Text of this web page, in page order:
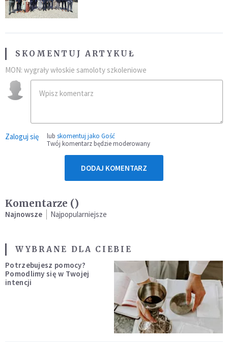
SKOMENTUJ ARTYKUŁ
MON: wygrały włoskie samoloty szkoleniowe
Zaloguj się lub skomentuj jako Gość
Twój komentarz będzie moderowany
DODAJ KOMENTARZ
Komentarze ()
Najnowsze Najpopularniejsze
WYBRANE DLA CIEBIE
Potrzebujesz pomocy?
Pomodlimy się w Twojej
intencji